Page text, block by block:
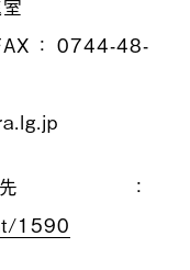
：0744-48-
：
1590